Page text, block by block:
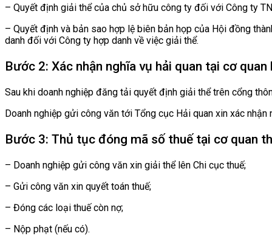
– Quyết định giải thể của chủ sở hữu công ty đối với Công ty
– Quyết định và bản sao hợp lệ biên bản họp của Hội đồng
danh đối với Công ty hợp danh về việc giải thể.
Bước 2: Xác nhận nghĩa vụ hải quan tại cơ quan
Sau khi doanh nghiệp đăng tải quyết định giải thể trên cổng
Doanh nghiệp gửi công văn tới Tổng cục Hải quan xin xác nhận
Bước 3: Thủ tục đóng mã số thuế tại cơ quan
– Doanh nghiệp gửi công văn xin giải thể lên Chi cục thuế;
– Gửi công văn xin quyết toán thuế;
– Đóng các loại thuế còn nợ;
– Nộp phạt (nếu có).